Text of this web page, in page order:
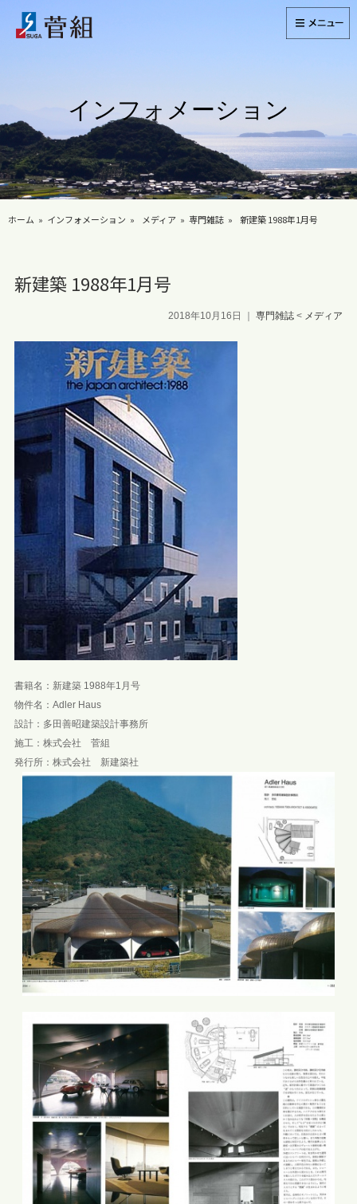
インフォメーション
ホーム インフォメーション メディア 専門雑誌 新建築 1988年1月号
新建築 1988年1月号
2018年10月16日 ｜専門雑誌 < メディア
書籍名：新建築 1988年1月号
物件名：Adler Haus
設計：多田善昭建築設計事務所
施工：株式会社 菅組
発行所：株式会社 新建築社